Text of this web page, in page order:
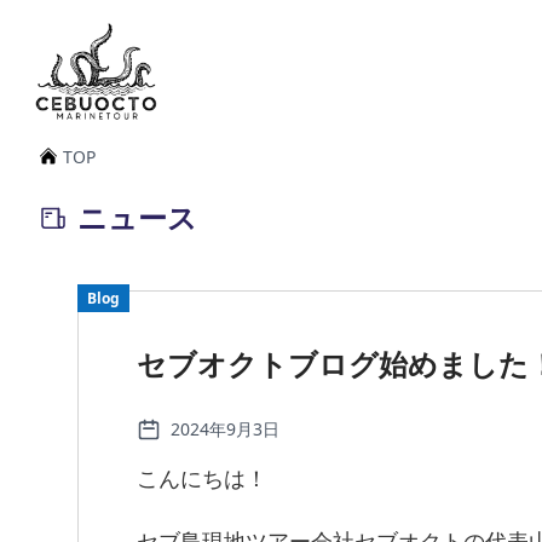
TOP
ニュース
Blog
セブオクトブログ始めました
2024年9月3日
こんにちは！